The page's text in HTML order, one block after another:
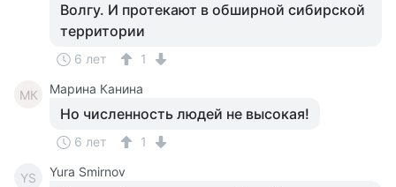
Волгу. И протекают в обширной сибирской
территории
6 лет 1
МК Марина Канина
Но численность людей не высокая!
6 лет 1
YS Yura Smirnov